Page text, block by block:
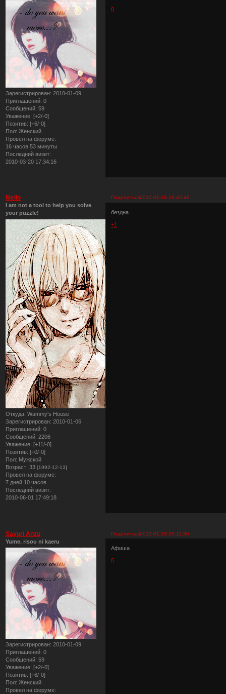
Зарегистрирован: 2010-01-09
Приглашений: 0
Сообщений: 59
Уважение: [+2/-0]
Позитив: [+6/-0]
Пол: Женский
Провел на форуме:
16 часов 53 минуты
Последний визит:
2010-03-20 17:34:16
0
Поделиться2010-01-18 19:40:46
Mello
I am not a tool to help you solve
your puzzle!
Откуда: Wammy's House
Зарегистрирован: 2010-01-06
Приглашений: 0
Сообщений: 2206
Уважение: [+11/-0]
Позитив: [+0/-0]
Пол: Мужской
Возраст: 33 [1992-12-13]
Провел на форуме:
7 дней 10 часов
Последний визит:
2010-06-01 17:49:18
бездна
+1
Поделиться2010-01-18 20:11:36
Sayuri Anzu
Yume, risou ni kaeru
Зарегистрирован: 2010-01-09
Приглашений: 0
Сообщений: 59
Уважение: [+2/-0]
Позитив: [+6/-0]
Пол: Женский
Провел на форуме:
Афиша
0